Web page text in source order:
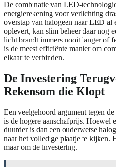
De combinatie van LED-
energierekening voor verlichting
overstap van halogeen naar LED al
oplevert, kan slim beheer daar nog
licht brandt immers nooit langer of
is de meest efficiënte manier om
elkaar te verbinden.
De Investering
Rekensom die Klopt
Een veelgehoord argument tegen
is de hogere aanschafprijs. Hoewel
duurder is dan een ouderwetse
naar het volledige plaatje te kijken.
maar om de investering.